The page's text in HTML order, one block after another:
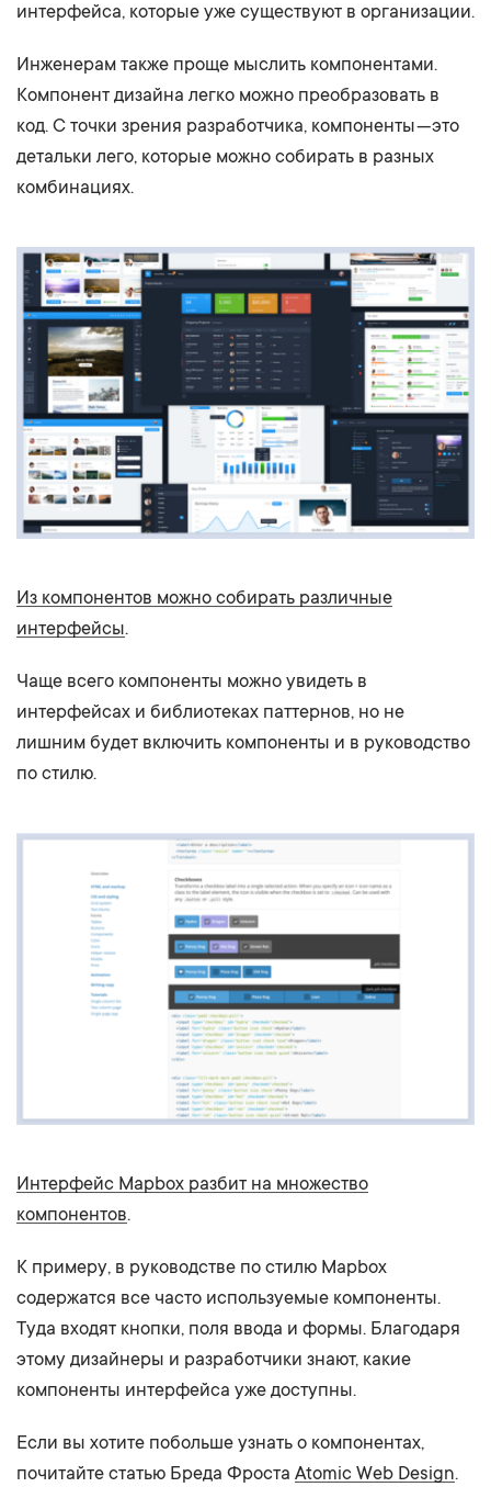
интерфейса, которые уже существуют в организации.
Инженерам также проще мыслить компонентами.
Компонент дизайна легко можно преобразовать в
код. С точки зрения разработчика, компоненты — это
детальки лего, которые можно собирать в разных
комбинациях.
Из компонентов можно собирать различные
интерфейсы.
Чаще всего компоненты можно увидеть в
интерфейсах и библиотеках паттернов, но не
лишним будет включить компоненты и в руководство
по стилю.
Интерфейс Mapbox разбит на множество
компонентов.
К примеру, в руководстве по стилю Mapbox
содержатся все часто используемые компоненты.
Туда входят кнопки, поля ввода и формы. Благодаря
этому дизайнеры и разработчики знают, какие
компоненты интерфейса уже доступны.
Если вы хотите побольше узнать о компонентах,
почитайте статью Бреда Фроста Atomic Web Design.